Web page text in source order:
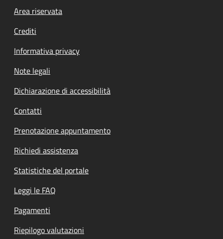
Footer menu
Area riservata
Crediti
Informativa privacy
Note legali
Dichiarazione di accessibilità
Contatti
Prenotazione appuntamento
Richiedi assistenza
Statistiche del portale
Leggi le FAQ
Pagamenti
Riepilogo valutazioni